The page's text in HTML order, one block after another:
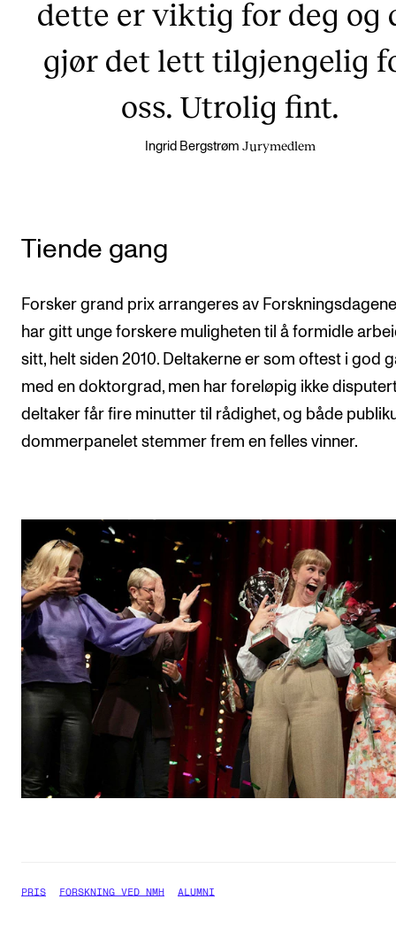
dette er viktig for deg og
gjør det lett tilgjengelig
oss. Utrolig fint.
Ingrid Bergstrøm Jurymedlem
Tiende gang
Forsker grand prix arrangeres av
har gitt unge forskere muligheten til å formidle
sitt, helt siden 2010. Deltakerne er som oftest i god
med en doktorgrad, men har foreløpig ikke
deltaker får fire minutter til rådighet, og både
dommerpanelet stemmer frem en felles vinner.
PRIS FORSKNING VED NMH ALUMNI